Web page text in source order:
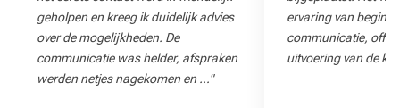
geholpen en kreeg ik duidelijk advies
over de mogelijkheden. De
communicatie was helder, afspraken
werden netjes nagekomen en …"
ervaring van begin
communicatie,
uitvoering van de